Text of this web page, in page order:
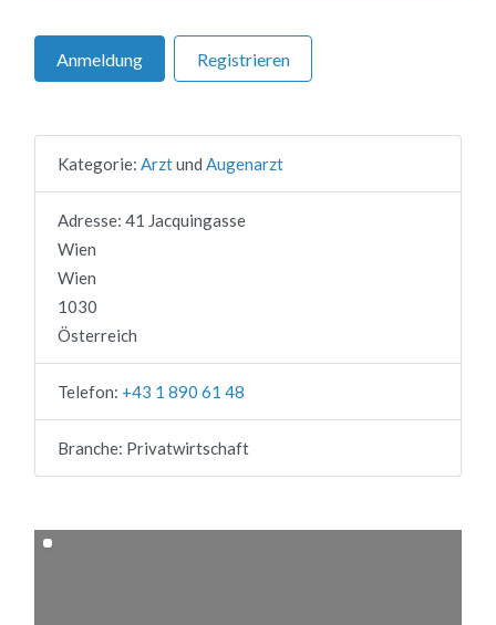
Anmeldung Registrieren
Kategorie: Arztund Augenarzt
Adresse: 41 Jacquingasse
Wien
Wien
1030
Österreich
Telefon: +43 1 890 61 48
Branche: Privatwirtschaft